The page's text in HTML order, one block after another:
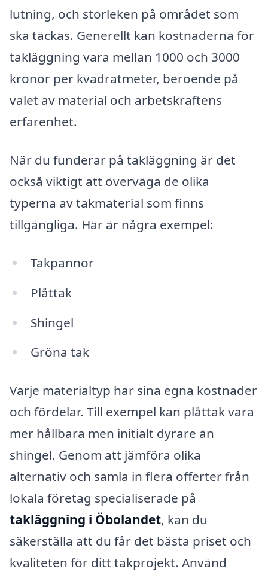
lutning, och storleken på området som
ska täckas. Generellt kan kostnaderna för
takläggning vara mellan 1000 och 3000
kronor per kvadratmeter, beroende på
valet av material och arbetskraftens
erfarenhet.
När du funderar på takläggning är det
också viktigt att överväga de olika
typerna av takmaterial som finns
tillgängliga. Här är några exempel:
Takpannor
Plåttak
Shingel
Gröna tak
Varje materialtyp har sina egna kostnader
och fördelar. Till exempel kan plåttak vara
mer hållbara men initialt dyrare än
shingel. Genom att jämföra olika
alternativ och samla in flera offerter från
lokala företag specialiserade på
takläggning i Öbolandet, kan du
säkerställa att du får det bästa priset och
kvaliteten för ditt takprojekt. Använd